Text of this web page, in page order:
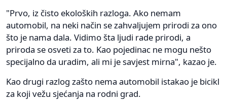
"Prvo, iz čisto ekoloških razloga. Ako nemam
automobil, na neki način se zahvaljujem prirodi za ono
što je nama dala. Vidimo šta ljudi rade prirodi, a
priroda se osveti za to. Kao pojedinac ne mogu nešto
specijalno da uradim, ali mi je savjest mirna", kazao je.
Kao drugi razlog zašto nema automobil istakao je bicikl
za koji vežu sjećanja na rodni grad.